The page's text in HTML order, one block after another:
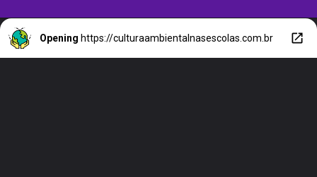
Opening https://culturaambientalnasescolas.com.br